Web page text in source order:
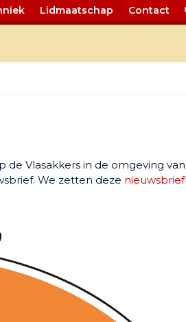
Lidmaatschap Contact
de Vlasakkers in de omgeving van
We zetten deze nieuwsbrief